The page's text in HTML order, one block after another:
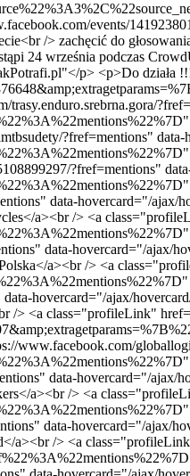
events/
/> zachęcić do
24 września podczas
p> <p>Do
?fref=mentions" data-
?fref=mentions"
data-hovercard="/
a><br /> <a
data-hovercard="/ajax/
a><br /> <a
hovercard="/ajax/
/> <a class="profileLink"
www.facebook.com/
data-hovercard="/
a><br /> <a
data-hovercard="/ajax/
a><br /> <a